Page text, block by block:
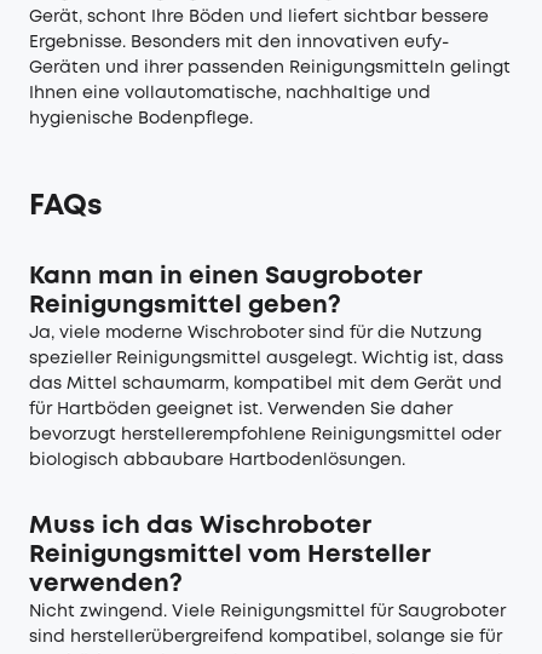
Gerät, schont Ihre Böden und liefert sichtbar bessere
Ergebnisse. Besonders mit den innovativen eufy-
Geräten und ihrer passenden Reinigungsmitteln gelingt
Ihnen eine vollautomatische, nachhaltige und
hygienische Bodenpflege.
FAQs
Kann man in einen Saugroboter
Reinigungsmittel geben?
Ja, viele moderne Wischroboter sind für die Nutzung
spezieller Reinigungsmittel ausgelegt. Wichtig ist, dass
das Mittel schaumarm, kompatibel mit dem Gerät und
für Hartböden geeignet ist. Verwenden Sie daher
bevorzugt herstellerempfohlene Reinigungsmittel oder
biologisch abbaubare Hartbodenlösungen.
Muss ich das Wischroboter
Reinigungsmittel vom Hersteller
verwenden?
Nicht zwingend. Viele Reinigungsmittel für Saugroboter
sind herstellerübergreifend kompatibel, solange sie für